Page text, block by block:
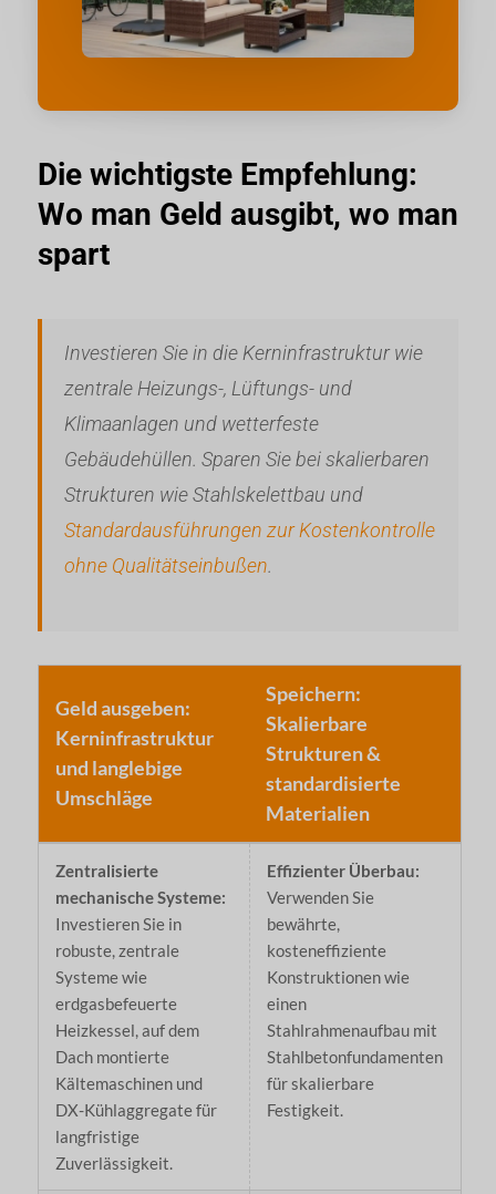
Die wichtigste Empfehlung:
Wo man Geld ausgibt, wo man
spart
Investieren Sie in die Kerninfrastruktur wie
zentrale Heizungs-, Lüftungs- und
Klimaanlagen und wetterfeste
Gebäudehüllen. Sparen Sie bei skalierbaren
Strukturen wie Stahlskelettbau und
Standardausführungen zur Kostenkontrolle
ohne Qualitätseinbußen.
Geld ausgeben:
Kerninfrastruktur
und langlebige
Umschläge
Speichern:
Skalierbare
Strukturen &
standardisierte
Materialien
Zentralisierte
mechanische Systeme:
Investieren Sie in
robuste, zentrale
Systeme wie
erdgasbefeuerte
Heizkessel, auf dem
Dach montierte
Kältemaschinen und
DX-Kühlaggregate für
langfristige
Zuverlässigkeit.
Effizienter Überbau:
Verwenden Sie
bewährte,
kosteneffiziente
Konstruktionen wie
einen
Stahlrahmenaufbau mit
Stahlbetonfundamenten
für skalierbare
Festigkeit.